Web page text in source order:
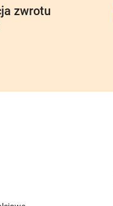
zwrotu